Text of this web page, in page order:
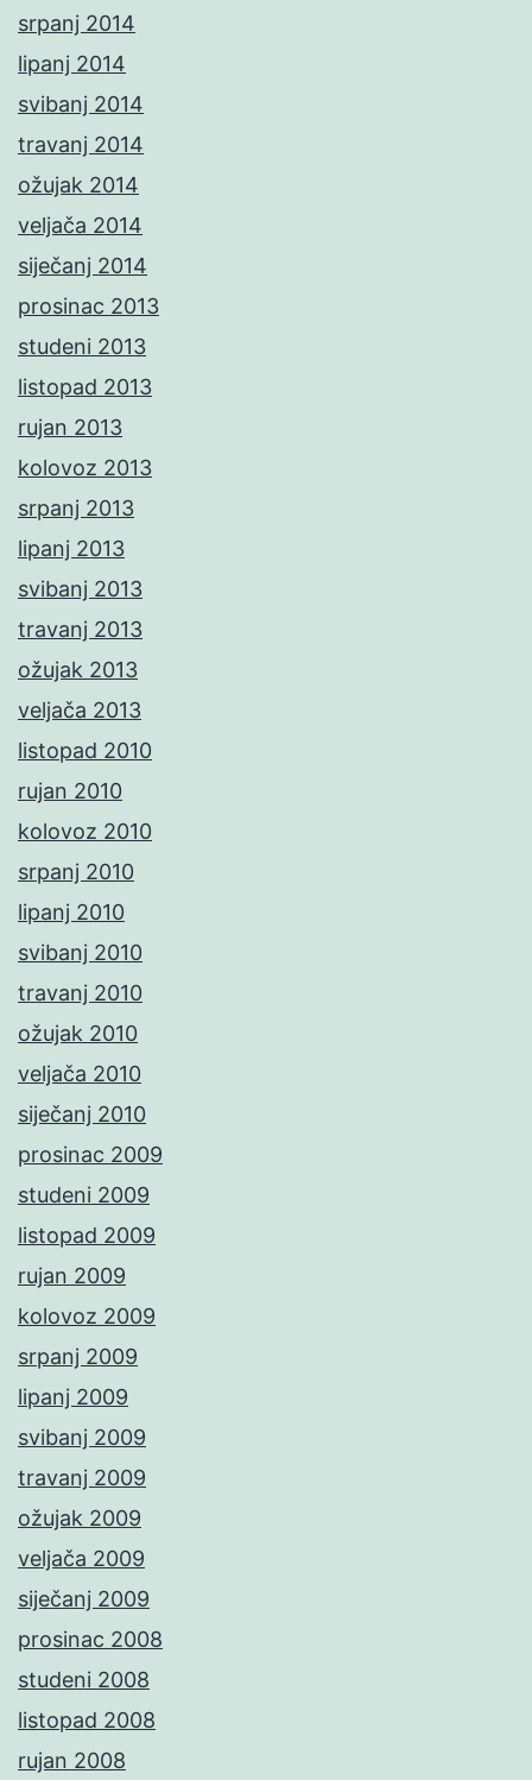
srpanj 2014
lipanj 2014
svibanj 2014
travanj 2014
ožujak 2014
veljača 2014
siječanj 2014
prosinac 2013
studeni 2013
listopad 2013
rujan 2013
kolovoz 2013
srpanj 2013
lipanj 2013
svibanj 2013
travanj 2013
ožujak 2013
veljača 2013
listopad 2010
rujan 2010
kolovoz 2010
srpanj 2010
lipanj 2010
svibanj 2010
travanj 2010
ožujak 2010
veljača 2010
siječanj 2010
prosinac 2009
studeni 2009
listopad 2009
rujan 2009
kolovoz 2009
srpanj 2009
lipanj 2009
svibanj 2009
travanj 2009
ožujak 2009
veljača 2009
siječanj 2009
prosinac 2008
studeni 2008
listopad 2008
rujan 2008